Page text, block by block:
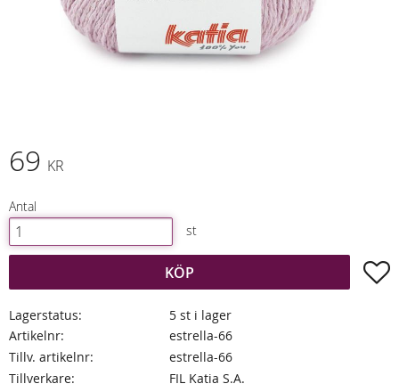
69 KR
Antal
st
KÖP
Lagerstatus
5 st i lager
Artikelnr
estrella-66
Tillv. artikelnr
estrella-66
Tillverkare
FIL Katia S.A.